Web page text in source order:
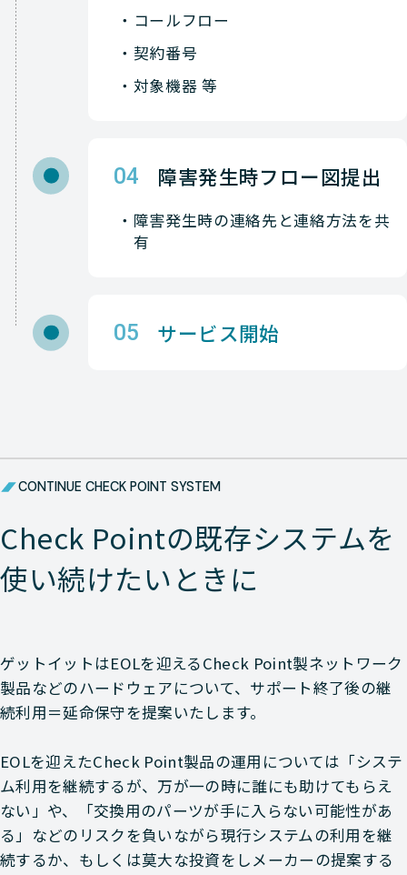
Check-Point NETWORK（ネットワーク）
Check-Point NETWORK（ネットワーク）
Check-Point
Check-Point
Check-Point NETWORK（ネットワーク）
Check-Point NETWORK（ネットワーク）
Check-Point
Check-Point NETWORK（ネットワーク）
Check-Point NETWORK（ネットワーク）
Check-Point NETWORK（ネットワーク）
Check-Point NETWORK（ネットワーク）
Check-Point NETWORK（ネットワーク）
Check-Point NETWORK（ネットワーク）
Check-Point NETWORK（ネットワーク）
Check-Point NETWORK（ネットワーク）
Check-Point NETWORK（ネットワーク）
コールフロー
契約番号
対象機器 等
04 障害発生時フロー図提出
障害発生時の連絡先と連絡方法を共
有
05 サービス開始
CONTINUE CHECK POINT SYSTEM
Check Pointの既存システムを
使い続けたいときに
ゲットイットはEOLを迎えるCheck Point製ネットワーク
製品などのハードウェアについて、サポート終了後の継
続利用＝延命保守を提案いたします。
EOLを迎えたCheck Point製品の運用については「システ
ム利用を継続するが、万が一の時に誰にも助けてもらえ
ない」や、「交換用のパーツが手に入らない可能性があ
る」などのリスクを負いながら現行システムの利用を継
続するか、もしくは莫大な投資をしメーカーの提案する